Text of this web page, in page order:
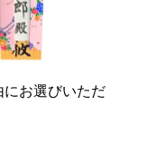
にお選びいただ